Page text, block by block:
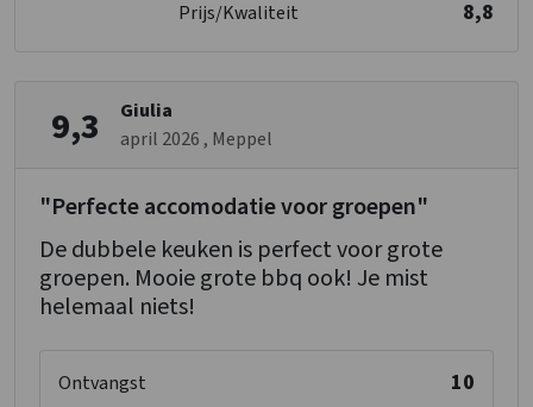
Toiletten: 1
1- persoonsbed: 2
Verdieping 2
Slaapkamer 09
1-persoonsbed: 2
Prijs/Kwaliteit 8,8
9,3
Giulia
april 2026, Meppel
"Perfecte accomodatie voor groepen"
De dubbele keuken is perfect voor grote
groepen. Mooie grote bbq ook! Je mist
helemaal niets!
Ontvangst 10